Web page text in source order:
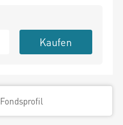
Kaufen
Fondsprofil